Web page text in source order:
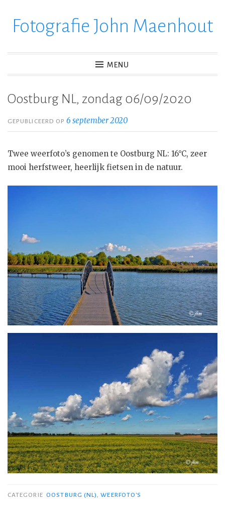
verderFotografie John Maenhout
MENU
Oostburg NL, zondag 06/09/2020
GEPUBLICEERD OP6 september 2020
Twee weerfoto’s genomen te Oostburg NL: 16°C, zeer
mooi herfstweer, heerlijk fietsen in de natuur.
CATEGORIE OOSTBURG (NL),WEERFOTO'S